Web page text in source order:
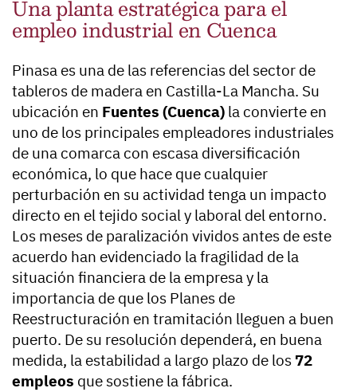
Una planta estratégica para el
empleo industrial en Cuenca
Pinasa es una de las referencias del sector de
tableros de madera en Castilla-La Mancha. Su
ubicación en Fuentes (Cuenca) la convierte en
uno de los principales empleadores industriales
de una comarca con escasa diversificación
económica, lo que hace que cualquier
perturbación en su actividad tenga un impacto
directo en el tejido social y laboral del entorno.
Los meses de paralización vividos antes de este
acuerdo han evidenciado la fragilidad de la
situación financiera de la empresa y la
importancia de que los Planes de
Reestructuración en tramitación lleguen a buen
puerto. De su resolución dependerá, en buena
medida, la estabilidad a largo plazo de los 72
empleos que sostiene la fábrica.